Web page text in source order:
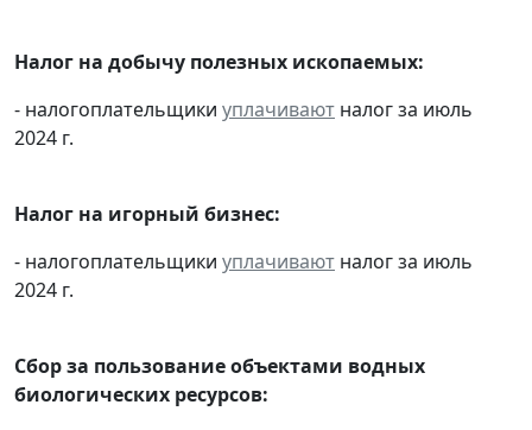
Налог на добычу полезных ископаемых:
- налогоплательщики уплачивают налог за июль
2024 г.
Налог на игорный бизнес:
- налогоплательщики уплачивают налог за июль
2024 г.
Сбор за пользование объектами водных
биологических ресурсов: